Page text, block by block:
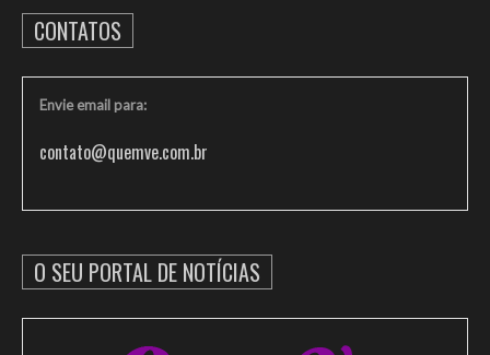
CONTATOS
Envie email para:
contato@quemve.com.br
O SEU PORTAL DE NOTÍCIAS